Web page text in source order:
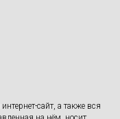
сайт, а также вся